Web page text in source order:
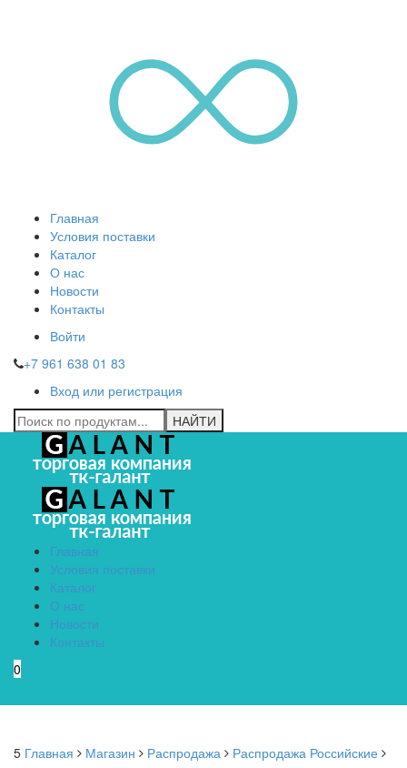
Главная
Условия поставки
Каталог
О нас
Новости
Контакты
Войти
+7 961 638 01 83
Вход или регистрация
Главная
Условия поставки
Каталог
О нас
Новости
Контакты
0
5 Главная Магазин Распродажа Распродажа Российские